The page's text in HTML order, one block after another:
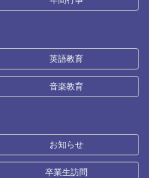
英語教育
音楽教育
お知らせ
卒業生訪問